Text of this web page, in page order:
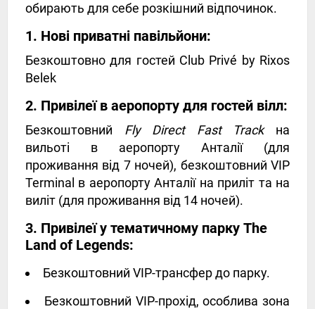
обирають для себе розкішний відпочинок.
1. Нові приватні павільйони:
Безкоштовно для гостей Club Privé by Rixos
Belek
2. Привілеї в аеропорту для гостей вілл:
Безкоштовний Fly Direct Fast Trackна
вильоті в аеропорту Анталії (для
проживання від 7 ночей), безкоштовний VIP
Terminal в аеропорту Анталії на приліт та на
виліт (для проживання від 14 ночей).
3. Привілеї у тематичному парку The
Land of Legends:
Безкоштовний VIP-трансфер до парку.
Безкоштовний VIP-прохід, особлива зона